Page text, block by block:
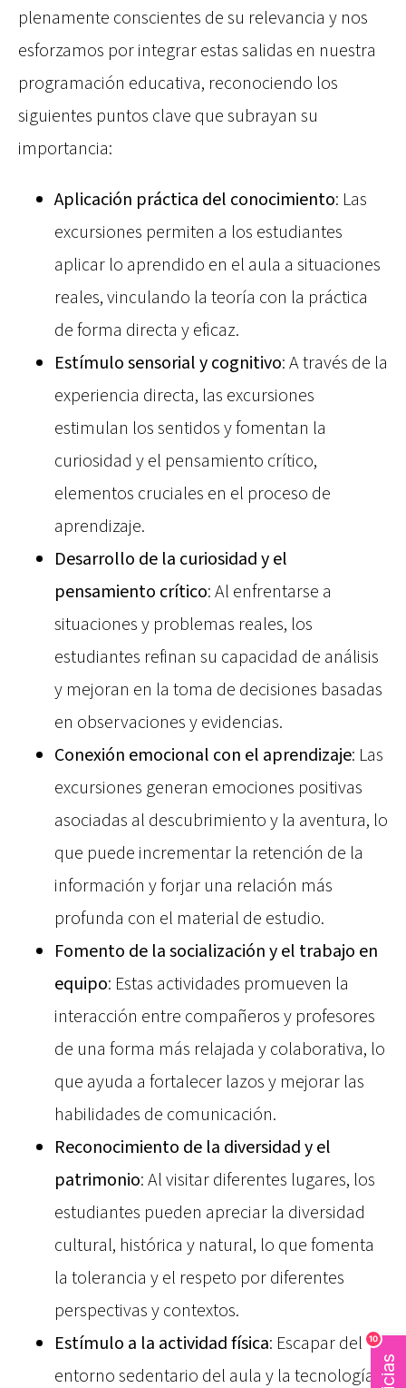
plenamente conscientes de su relevancia y nos
esforzamos por integrar estas salidas en nuestra
programación educativa, reconociendo los
siguientes puntos clave que subrayan su
importancia:
Aplicación práctica del conocimiento: Las
excursiones permiten a los estudiantes
aplicar lo aprendido en el aula a situaciones
reales, vinculando la teoría con la práctica
de forma directa y eficaz.
Estímulo sensorial y cognitivo: A través de la
experiencia directa, las excursiones
estimulan los sentidos y fomentan la
curiosidad y el pensamiento crítico,
elementos cruciales en el proceso de
aprendizaje.
Desarrollo de la curiosidad y el
pensamiento crítico: Al enfrentarse a
situaciones y problemas reales, los
estudiantes refinan su capacidad de análisis
y mejoran en la toma de decisiones basadas
en observaciones y evidencias.
Conexión emocional con el aprendizaje: Las
excursiones generan emociones positivas
asociadas al descubrimiento y la aventura, lo
que puede incrementar la retención de la
información y forjar una relación más
profunda con el material de estudio.
Fomento de la socialización y el trabajo en
equipo: Estas actividades promueven la
interacción entre compañeros y profesores
de una forma más relajada y colaborativa, lo
que ayuda a fortalecer lazos y mejorar las
habilidades de comunicación.
Reconocimiento de la diversidad y el
patrimonio: Al visitar diferentes lugares, los
estudiantes pueden apreciar la diversidad
cultural, histórica y natural, lo que fomenta
la tolerancia y el respeto por diferentes
perspectivas y contextos.
Estímulo a la actividad física: Escapar del
entorno sedentario del aula y la tecnología
10